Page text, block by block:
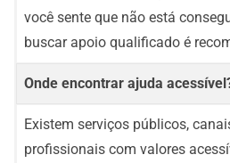
você sente que não está
buscar apoio qualificado é
Onde encontrar ajuda
Existem serviços públicos,
profissionais com valores